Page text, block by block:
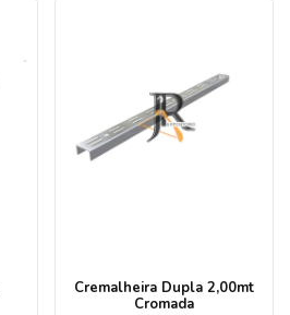
Cremalheira Dupla 2,00mt
Cromada